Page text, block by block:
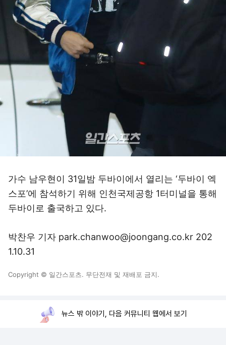
가수 남우현이 31일밤 두바이에서 열리는 ‘두바이 엑
스포’에 참석하기 위해 인천국제공항 1터미널을 통해
두바이로 출국하고 있다.
박찬우 기자 park.chanwoo@joongang.co.kr 202
1.10.31
Copyright © 일간스포츠. 무단전재 및 재배포 금지.
뉴스 밖 이야기, 다음 커뮤니티 웹에서 보기